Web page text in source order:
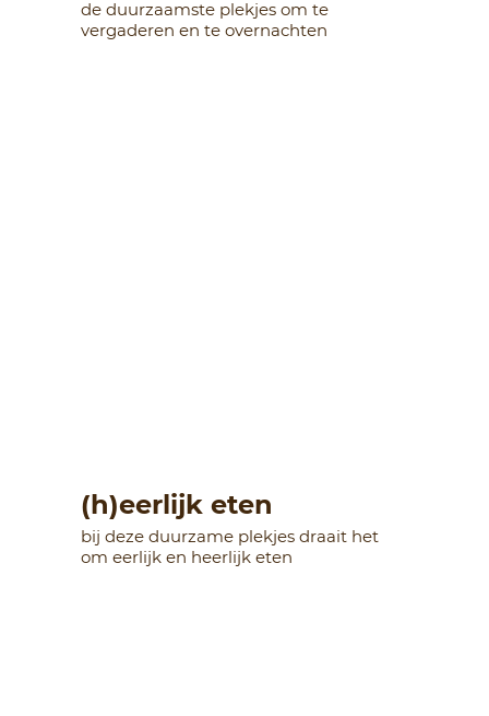
de duurzaamste plekjes om te
vergaderen en te overnachten
(h)eerlijk eten
bij deze duurzame plekjes draait het
om eerlijk en heerlijk eten